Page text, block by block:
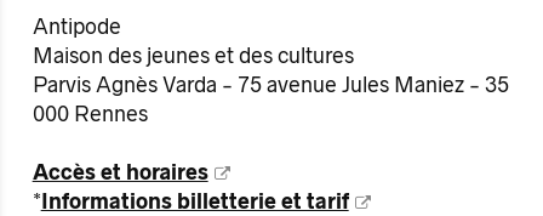
Antipode
Maison des jeunes et des cultures
Parvis Agnès Varda - 75 avenue Jules Maniez - 35
000 Rennes
Accès et horaires
* Informations billetterie et tarif